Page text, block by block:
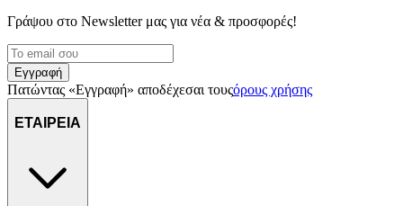
Γράψου στο Νewsletter μας για νέα & προσφορές!
Εγγραφή
Πατώντας «Εγγραφή» αποδέχεσαι τουςόρους χρήσης
ΕΤΑΙΡΕΙΑ